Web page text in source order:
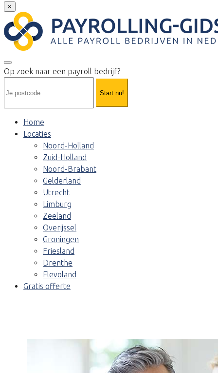
×
Op zoek naar een payroll bedrijf?
Start nu!
Home
Locaties
Noord-Holland
Zuid-Holland
Noord-Brabant
Gelderland
Utrecht
Limburg
Zeeland
Overijssel
Groningen
Friesland
Drenthe
Flevoland
Gratis offerte